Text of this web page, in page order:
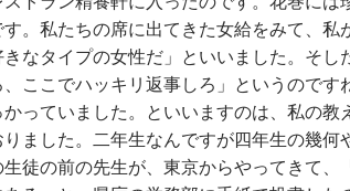
す。私たちの席に出てきた女給をみて、私
なタイプの女性だ」といいました。そし
、ここでハッキリ返事しろ」というのです
かっていました。といいますのは、私の教
ました。二年生なんですが四年生の幾何
徒の前の先生が、東京からやってきて、